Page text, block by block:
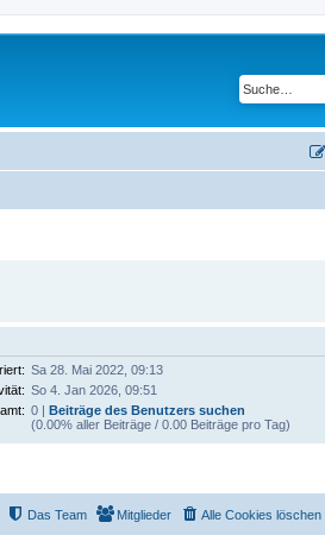
Sa 28. Mai 2022, 09:13
So 4. Jan 2026, 09:51
0 | Beiträge des Benutzers suchen
(0.00% aller Beiträge / 0.00 Beiträge pro Tag)
Alle Cookies löschen
Mitglieder
Das Team